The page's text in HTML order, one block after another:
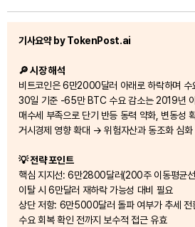
기사요약 by TokenPost.ai
🔎 시장 해석
비트코인은 6만2000달러 아래로 하락하며 수
30일 기준 -65만 BTC 수요 감소는 2019년
매수세 부족으로 단기 반등 동력 약화, 변동성
거시경제 영향 확대 → 위험자산과 동조화 심화
💡 전략 포인트
핵심 지지선: 6만2800달러(200주 이동평균
이탈 시 6만달러 재하락 가능성 대비 필요
상단 저항: 6만5000달러 돌파 여부가 추세 전
수요 회복 확인 전까지 보수적 접근 유효